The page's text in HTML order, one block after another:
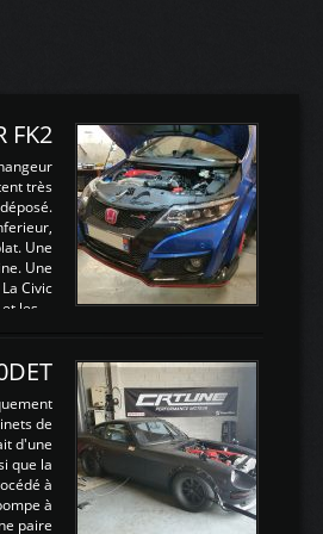
FK2
très
Une
Une
Civic
les ...
de
d'une
que la
à
à
paire